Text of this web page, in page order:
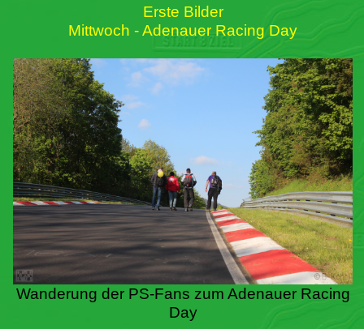
Erste Bilder
Mittwoch - Adenauer Racing Day
Wanderung der PS-Fans zum Adenauer Racing
Day